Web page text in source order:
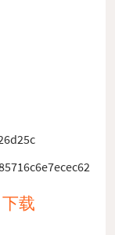
下载